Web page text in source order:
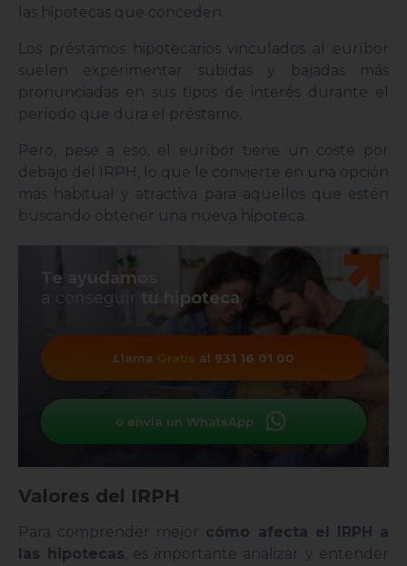
las hipotecas que conceden.
Los préstamos hipotecarios vinculados al euríbor
suelen experimentar subidas y bajadas más
pronunciadas en sus tipos de interés durante el
período que dura el préstamo.
Pero, pese a eso, el euríbor tiene un coste por
debajo del IRPH, lo que le convierte en una opción
más habitual y atractiva para aquellos que estén
buscando obtener una nueva hipoteca.
Te ayudamos
a conseguir
tu hipoteca
Llama Gratis al 931 16 01 00
o envía un WhatsApp
Valores del IRPH
Para comprender mejor cómo afecta el IRPH a
las hipotecas, es importante analizar y entender